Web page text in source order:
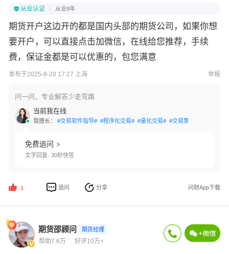
从业认证 从业9年
期货开户这边开的都是国内头部的期货公司，如果你想
要开户，可以直接点击加微信，在线给您推荐，手续
费，保证金都是可以优惠的，包您满意
发布于2025-8-28 17:27 上海 举报
问一问，专业解答少走弯路
当前我在线
我擅长： #交易软件指导# #程序化交易# #量化交易# #交易策略#
免费追问
文字回复· 30秒快答
1 追问 分享 问财App下载
期货邵顾问 期货经理
帮助7.6万 好评10万+